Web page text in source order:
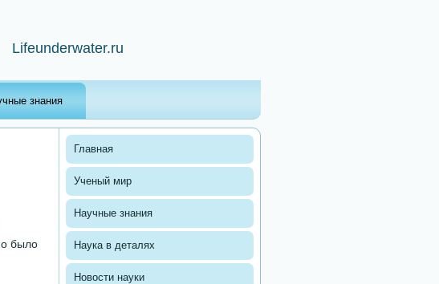
Lifeunderwater.ru
знания
было
Главная
Ученый мир
Научные знания
Наука в деталях
Новости науки